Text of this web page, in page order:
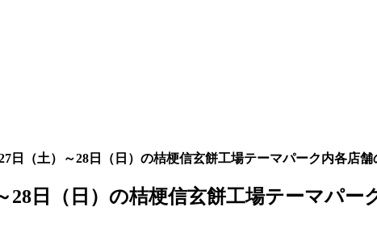
日（土）～28日（日）の桔梗信玄餅工場テーマパーク内各店舗
28日（日）の桔梗信玄餅工場テーマパー